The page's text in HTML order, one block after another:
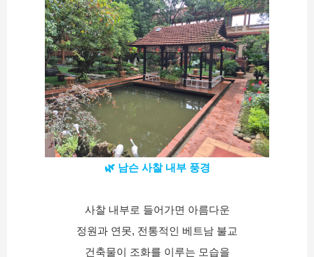
🌿 남슨 사찰 내부 풍경
사찰 내부로 들어가면 아름다운
정원과 연못, 전통적인 베트남 불교
건축물이 조화를 이루는 모습을